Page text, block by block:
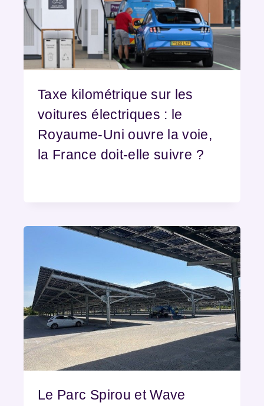
Taxe kilométrique sur les
voitures électriques : le
Royaume-Uni ouvre la voie,
la France doit-elle suivre ?
Le Parc Spirou et Wave